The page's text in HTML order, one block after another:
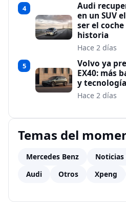
4
Audi
en un SUV
ser el
historia
Hace 2 días
5
Volvo ya
EX40: más
y
Hace 2 días
Temas del
Mercedes Benz
Audi
Otros Xpeng